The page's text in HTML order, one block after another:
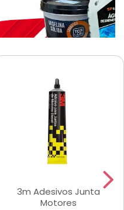
3m Adesivos Junta
Motores